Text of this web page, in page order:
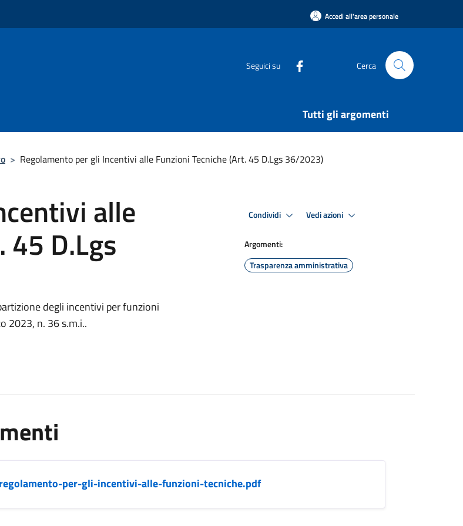
Accedi all'area personale
Seguici su Cerca
Tutti gli argomenti
> Regolamento per gli Incentivi alle Funzioni Tecniche (Art. 45 D.Lgs 36/2023)
alle
45 D.Lgs
degli incentivi per funzioni
2023, n. 36 s.m.i..
Condividi Vedi azioni
Argomenti:
Trasparenza amministrativa
per-gli-incentivi-alle-funzioni-tecniche.pdf